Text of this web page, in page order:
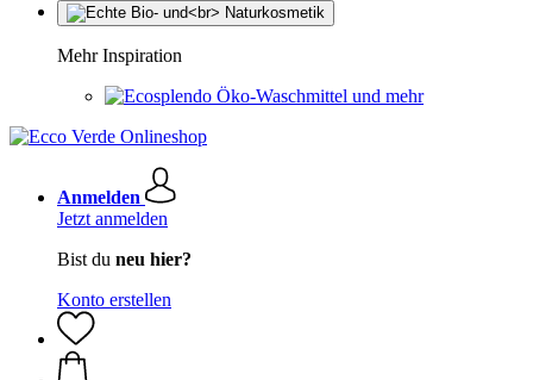
Mehr Inspiration
Öko-Waschmittel und mehr
Anmelden
Jetzt anmelden
Bist du neu hier?
Konto erstellen